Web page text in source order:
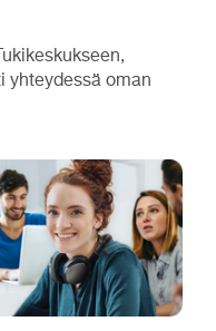
yhteydessä oman